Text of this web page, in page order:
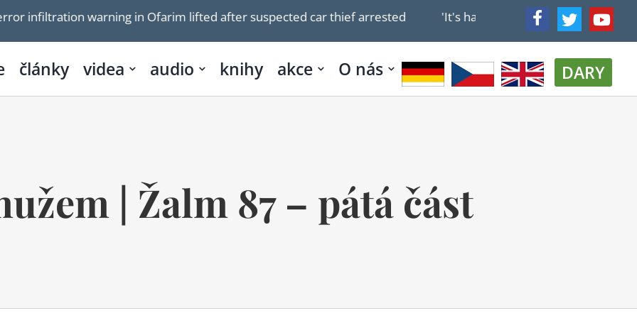
in Ofarim lifted after suspected car thief arrested 'It's hard to know if we'll endure': Israel's leading
články videa audio knihy akce O nás DARY
| Žalm 87 – pátá část